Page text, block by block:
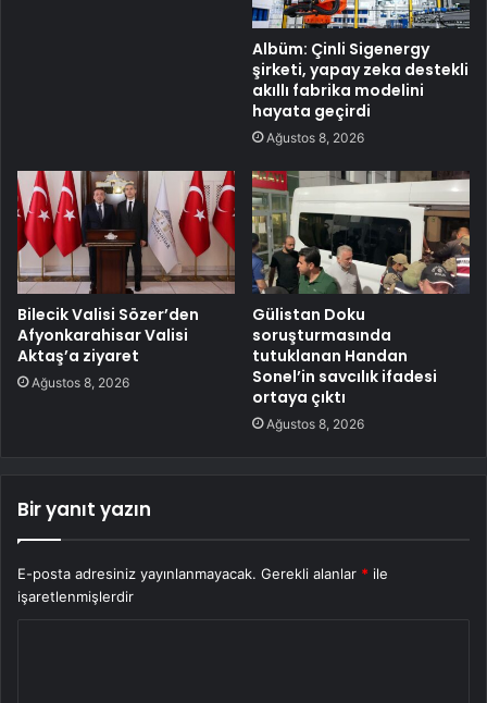
Albüm: Çinli Sigenergy
şirketi, yapay zeka destekli
akıllı fabrika modelini
hayata geçirdi
Ağustos 8, 2026
Bilecik Valisi Sözer’den
Afyonkarahisar Valisi
Aktaş’a ziyaret
Ağustos 8, 2026
Gülistan Doku
soruşturmasında
tutuklanan Handan
Sonel’in savcılık ifadesi
ortaya çıktı
Ağustos 8, 2026
Bir yanıt yazın
E-posta adresiniz yayınlanmayacak. Gerekli alanlar * ile
işaretlenmişlerdir